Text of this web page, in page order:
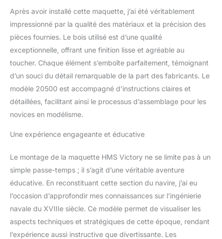
l'Armada espagnole.
C'était le plus grand
navire de la Royal Navy
actuellement dans une
cale sèche du port de
Portsmouth (Hampshire),
dans le sud de
l'Angleterre, en tant que
pièce de musée. C'est
a survécu jusqu'à ce jour
fidèles. Ce modèle réduit
est à l'échelle 1:72. Une
fois terminé, il mesurera
mm de haut et 91 mm de
large. Dans la boîte vous
trouverez toutes les
pièces nécessaires pour
Après avoir installé cette maquette, j’ai été véritablement
impressionné par la qualité des matériaux et la précision des
pièces fournies. Le bois utilisé est d’une qualité
exceptionnelle, offrant une finition lisse et agréable au
toucher. Chaque élément s’emboîte parfaitement, témoignant
d’un souci du détail remarquable de la part des fabricants. Le
modèle 20500 est accompagné d’instructions claires et
détaillées, facilitant ainsi le processus d’assemblage pour les
novices en modélisme.
Une expérience engageante et éducative
Le montage de la maquette HMS Victory ne se limite pas à un
simple passe-temps ; il s’agit d’une véritable aventure
éducative. En reconstituant cette section du navire, j’ai eu
l’occasion d’approfondir mes connaissances sur l’ingénierie
navale du XVIIIe siècle. Ce modèle permet de visualiser les
aspects techniques et stratégiques de cette époque, rendant
l’expérience aussi instructive que divertissante. Les